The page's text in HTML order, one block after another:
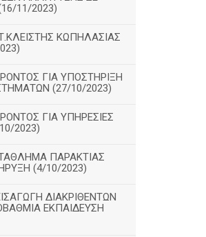
11/2023)
ΚΩΠΗΛΑΣΙΑΣ
ΓΙΑ ΥΠΟΣΤΗΡΙΞΗ
(27/10/2023)
ΓΙΑ ΥΠΗΡΕΣΙΕΣ
2023)
ΠΑΡΑΚΤΙΑΣ
(4/10/2023)
ΔΙΑΚΡΙΘΕΝΤΩΝ
ΕΚΠΑΙΔΕΥΣΗ